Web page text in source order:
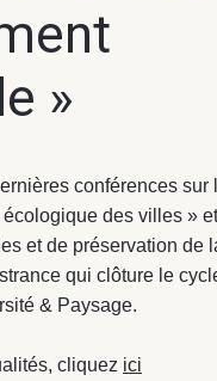
»
conférences
des villes »
et de préservation de
qui clôture le
& Paysage.
cliquez ici